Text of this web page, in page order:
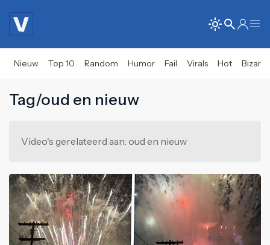
Nieuw Top 10 Random Humor Fail Virals Hot Bizar
Tag/oud en nieuw
Video's gerelateerd aan: oud en nieuw